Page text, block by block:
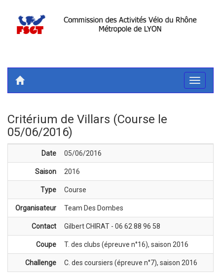
Toggle
Critérium de Villars (Course le
05/06/2016)
Date 05/06/2016
Saison 2016
Type Course
Organisateur Team Des Dombes
Contact Gilbert CHIRAT - 06 62 88 96 58
Coupe T. des clubs (épreuve n°16), saison 2016
Challenge C. des coursiers (épreuve n°7), saison 2016